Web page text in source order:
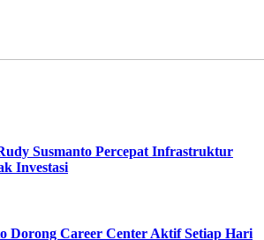
Susmanto Percepat Infrastruktur
Investasi
Dorong Career Center Aktif Setiap Hari